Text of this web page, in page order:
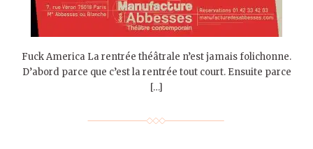
Fuck America La rentrée théâtrale n’est jamais folichonne.
D’abord parce que c’est la rentrée tout court. Ensuite parce
[…]